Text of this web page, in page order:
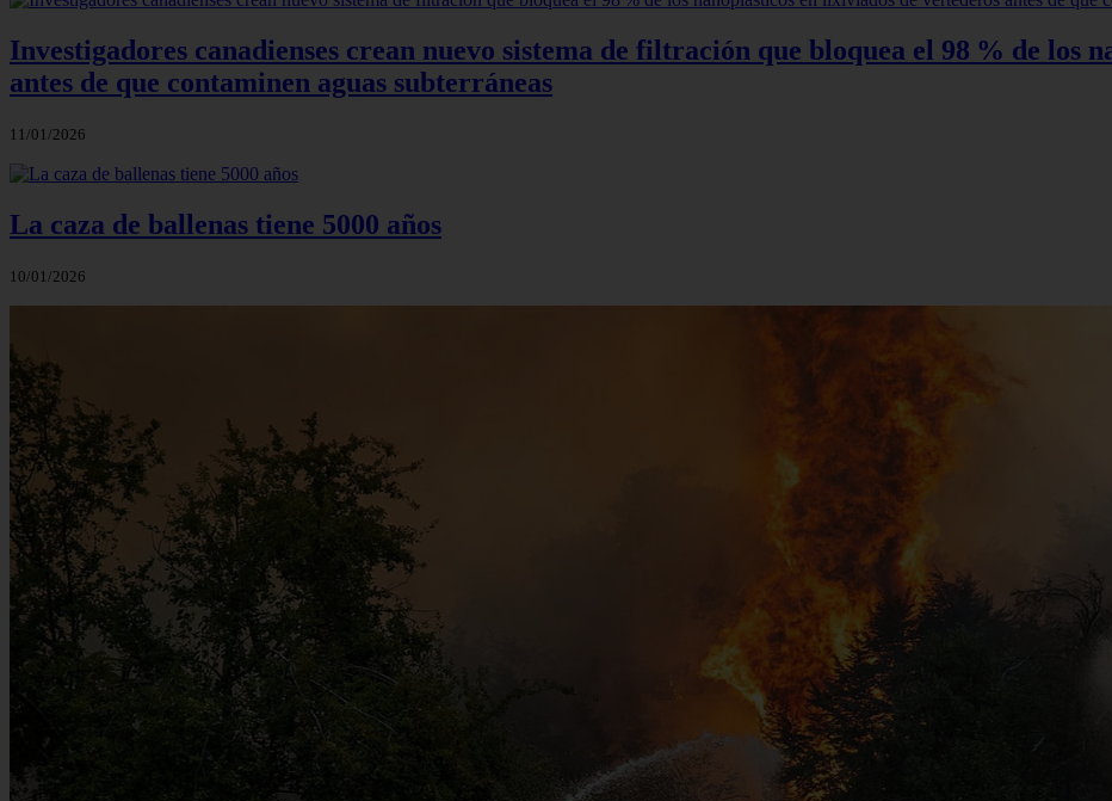
Investigadores canadienses crean nuevo sistema de filtración que bloquea el 98 % de los
antes de que contaminen aguas subterráneas
11/01/2026
La caza de ballenas tiene 5000 años
10/01/2026